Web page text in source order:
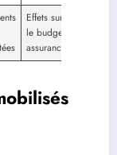
Effets sur
le budget
assurance